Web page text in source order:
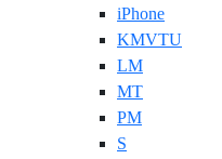
iPhone
KMVTU
LM
MT
PM
S